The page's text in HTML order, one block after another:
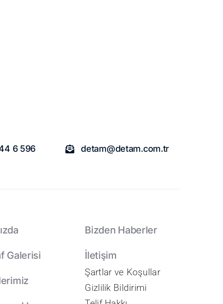
6 596 detam@detam.com.tr
Galerisi
Bizden Haberler
İletişim
Şartlar ve Koşullar
Gizlilik Bildirimi